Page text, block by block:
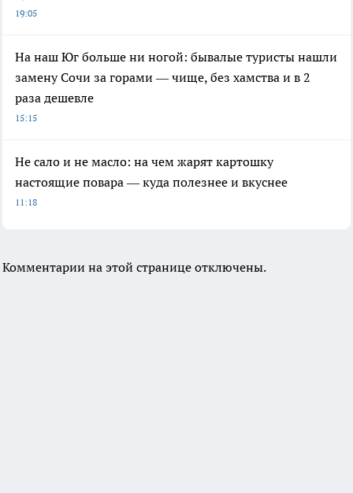
19:05
На наш Юг больше ни ногой: бывалые туристы нашли
замену Сочи за горами — чище, без хамства и в 2
раза дешевле
15:15
Не сало и не масло: на чем жарят картошку
настоящие повара — куда полезнее и вкуснее
11:18
Комментарии на этой странице отключены.